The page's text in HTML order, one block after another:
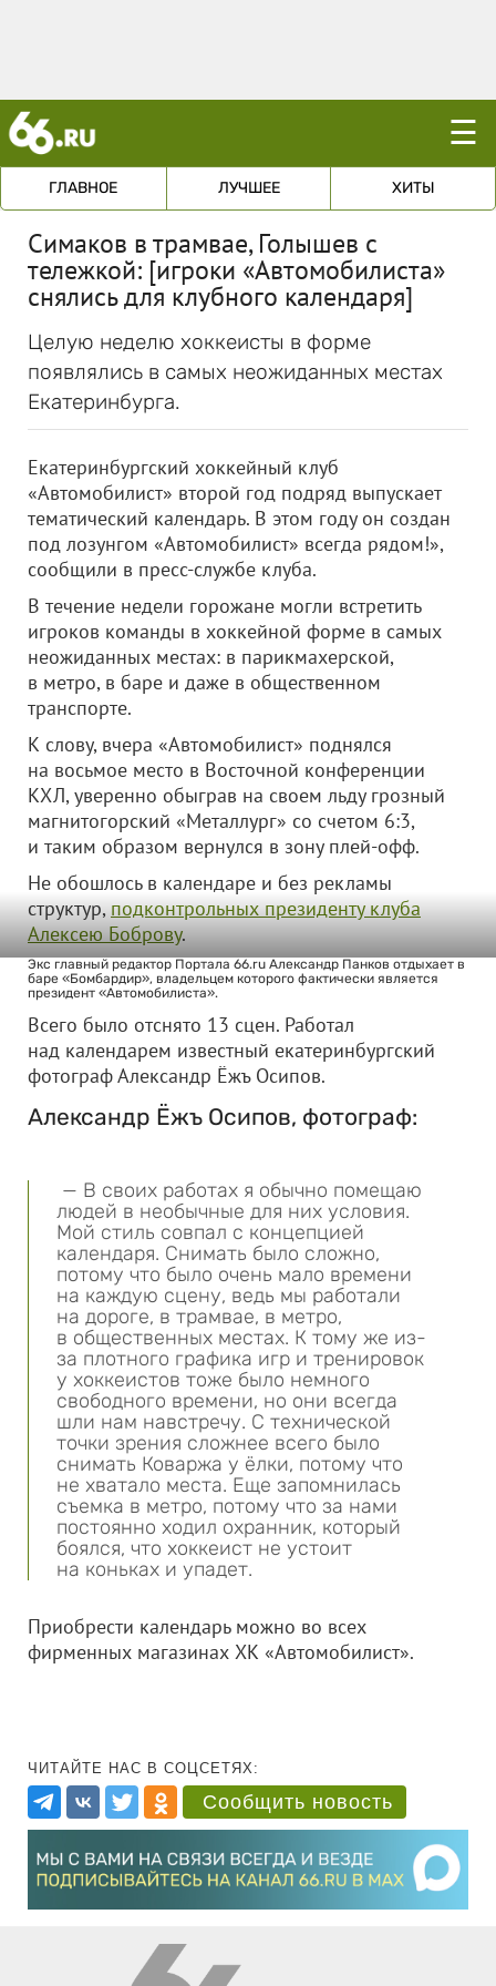
☰
ГЛАВНОЕ ЛУЧШЕЕ ХИТЫ
Симаков в трамвае, Голышев с
тележкой: [игроки «Автомобилиста»
снялись для клубного календаря]
Целую неделю хоккеисты в форме
появлялись в самых неожиданных местах
Екатеринбурга.
Екатеринбургский хоккейный клуб
«Автомобилист» второй год подряд выпускает
тематический календарь. В этом году он создан
под лозунгом «Автомобилист» всегда рядом!»,
сообщили в пресс-службе клуба.
В течение недели горожане могли встретить
игроков команды в хоккейной форме в самых
неожиданных местах: в парикмахерской,
в метро, в баре и даже в общественном
транспорте.
К слову, вчера «Автомобилист» поднялся
на восьмое место в Восточной конференции
КХЛ, уверенно обыграв на своем льду грозный
магнитогорский «Металлург» со счетом 6:3,
и таким образом вернулся в зону плей-офф.
Не обошлось в календаре и без рекламы
структур,подконтрольных президенту клуба
Алексею Боброву.
Экс главный редактор Портала 66.ru Александр Панков отдыхает в
баре «Бомбардир», владельцем которого фактически является
президент «Автомобилиста».
Всего было отснято 13 сцен. Работал
над календарем известный екатеринбургский
фотограф Александр Ёжъ Осипов.
Александр Ёжъ Осипов, фотограф:
— В своих работах я обычно помещаю
людей в необычные для них условия.
Мой стиль совпал с концепцией
календаря. Снимать было сложно,
потому что было очень мало времени
на каждую сцену, ведь мы работали
на дороге, в трамвае, в метро,
в общественных местах. К тому же из-
за плотного графика игр и тренировок
у хоккеистов тоже было немного
свободного времени, но они всегда
шли нам навстречу. С технической
точки зрения сложнее всего было
снимать Коваржа у ёлки, потому что
не хватало места. Еще запомнилась
съемка в метро, потому что за нами
постоянно ходил охранник, который
боялся, что хоккеист не устоит
на коньках и упадет.
Приобрести календарь можно во всех
фирменных магазинах ХК «Автомобилист».
ЧИТАЙТЕ НАС В СОЦСЕТЯХ:
Сообщить новость